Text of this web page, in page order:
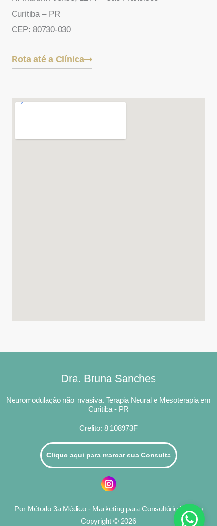
Curitiba – PR
CEP: 80730-030
Rota até a Clínica
Dra. Bruna Sanches
Neuromodulação não invasiva, Terapia Neural e Mesoterapia em
Curitiba - PR
Crefito: 8 108973F
Clique aqui para marcar sua Consulta
Por Método 3a Médico - Marketing para Consultório Médico
Copyright © 2026